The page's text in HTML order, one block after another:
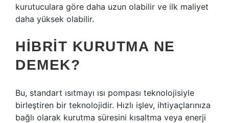
kurutuculara göre daha uzun olabilir ve ilk maliyet
daha yüksek olabilir.
HIBRIT KURUTMA NE
DEMEK?
Bu, standart ısıtmayı ısı pompası teknolojisiyle
birleştiren bir teknolojidir. Hızlı işlev, ihtiyaçlarınıza
bağlı olarak kurutma süresini kısaltma veya enerji